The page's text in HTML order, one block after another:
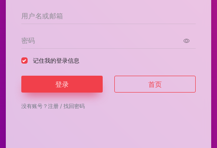
记住我的登录信息
登录 首页
没有账号？ 注册 / 找回密码